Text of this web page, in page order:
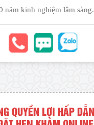
năm kinh nghiệm lâm sàng.